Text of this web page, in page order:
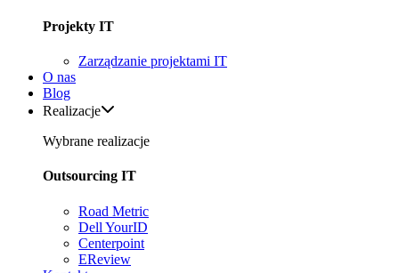
Projekty IT
Zarządzanie projektami IT
O nas
Blog
Realizacje
Wybrane realizacje
Outsourcing IT
Road Metric
Dell YourID
Centerpoint
EReview